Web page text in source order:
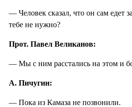
— Человек сказал, что он сам едет
тебе не нужно?
Прот. Павел Великанов:
— Мы с ним расстались на этом и
А. Пичугин:
— Пока из Камаза не позвонили.